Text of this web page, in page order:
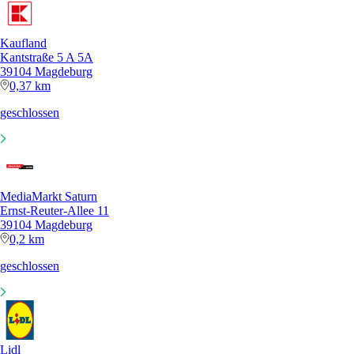
Kaufland
Kantstraße 5 A 5A
39104 Magdeburg
0,37 km
geschlossen
MediaMarkt Saturn
Ernst-Reuter-Allee 11
39104 Magdeburg
0,2 km
geschlossen
Lidl